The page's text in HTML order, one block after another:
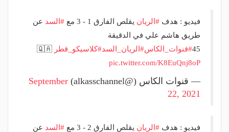
فيديو : هدف #الريان يقلص الفارق 1 - 3 مع #السد عن
طريق هاشم علي في الدقيقة
45#قنوات_الكاس#الريان_السد#كلاسيكو_قطر
pic.twitter.com/K8EuQnj8oP
— قنوات الكاس (@alkasschannel)
September
22, 2021
فيديو : هدف #الريان يقلص الفارق 2 - 3 مع #السد عن